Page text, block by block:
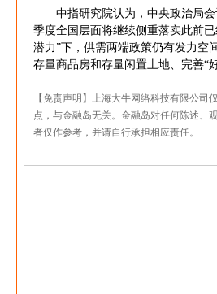
中指研究院认为，中央政治局会
季度全国层面将继续侧重落实此前
潜力”下，供需两端政策仍有发力空
存量商品房和存量闲置土地、完善“
【免责声明】上海大牛网络科技有限公
点，与金融岛无关。金融岛对任何陈述、
者仅作参考，并请自行承担相应责任。